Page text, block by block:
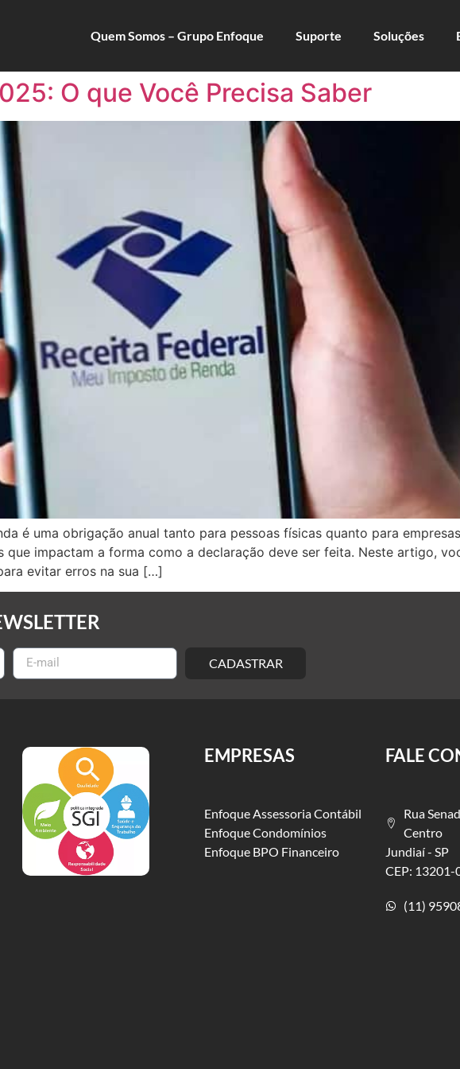
Quem Somos – Grupo Enfoque Suporte Soluções
O que Você Precisa Saber
é uma obrigação anual tanto para pessoas físicas quanto para
que impactam a forma como a declaração deve ser feita. Neste artigo,
evitar erros na sua […]
CADASTRAR
EMPRESAS
Enfoque Assessoria Contábil
Enfoque Condomínios
Enfoque BPO Financeiro
FALE
Rua
Centro
Jundiaí - SP
CEP: 13201-
(11)